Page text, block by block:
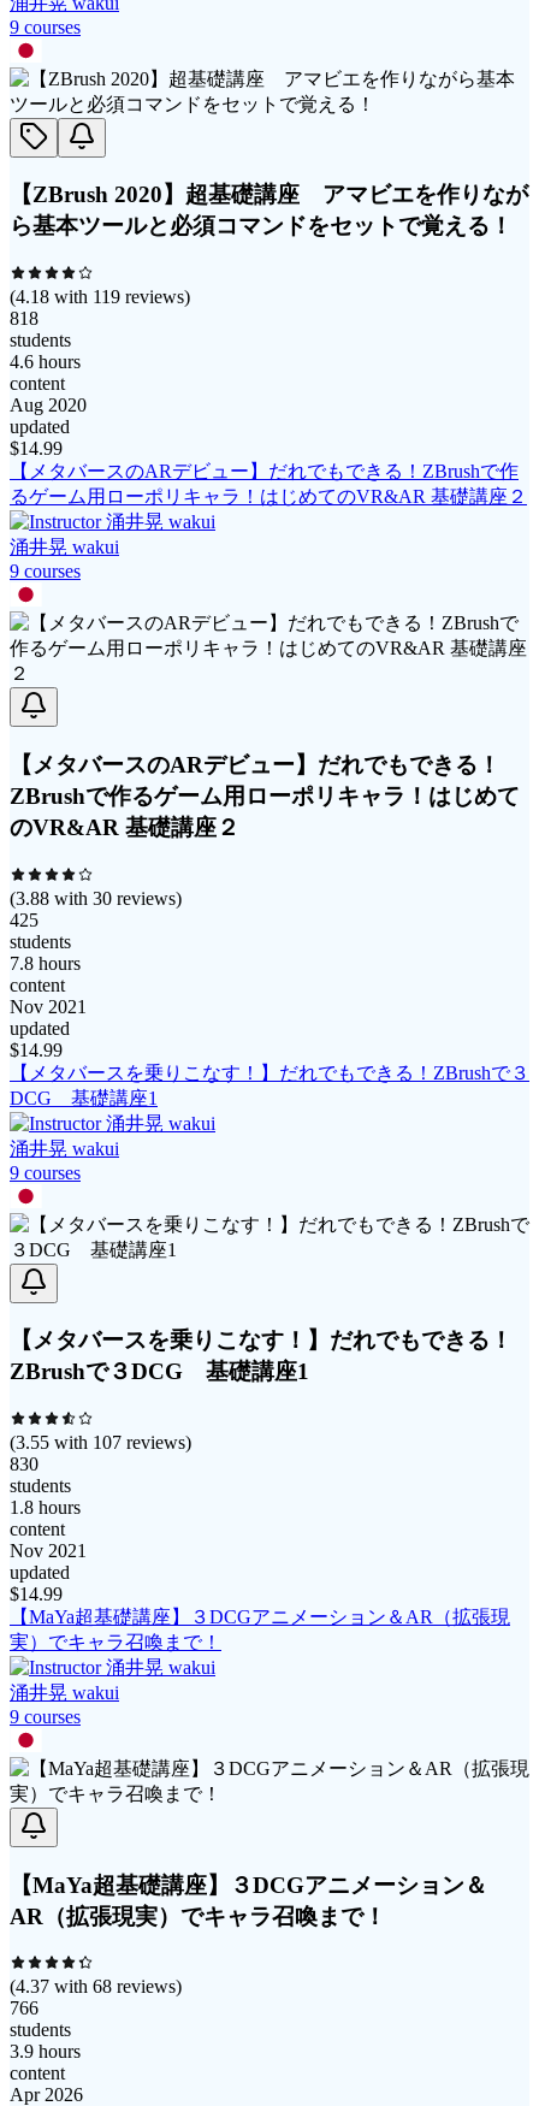
9 courses
【ZBrush 2020】超基礎講座 アマビエを作りなが
ら基本ツールと必須コマンドをセットで覚える！
(4.18 with 119 reviews)
818
students
4.6 hours
content
Aug 2020
updated
$14.99
【メタバースのARデビュー】だれでもできる！ZBrushで作
るゲーム用ローポリキャラ！はじめてのVR&AR 基礎講座２
涌井晃 wakui
9 courses
【メタバースのARデビュー】だれでもできる！
ZBrushで作るゲーム用ローポリキャラ！はじめて
のVR&AR 基礎講座２
(3.88 with 30 reviews)
425
students
7.8 hours
content
Nov 2021
updated
$14.99
【メタバースを乗りこなす！】だれでもできる！ZBrushで３
DCG 基礎講座1
涌井晃 wakui
9 courses
【メタバースを乗りこなす！】だれでもできる！
ZBrushで３DCG 基礎講座1
(3.55 with 107 reviews)
830
students
1.8 hours
content
Nov 2021
updated
$14.99
【MaYa超基礎講座】３DCGアニメーション＆AR（拡張現
実）でキャラ召喚まで！
涌井晃 wakui
9 courses
【MaYa超基礎講座】３DCGアニメーション＆
AR（拡張現実）でキャラ召喚まで！
(4.37 with 68 reviews)
766
students
3.9 hours
content
Apr 2026